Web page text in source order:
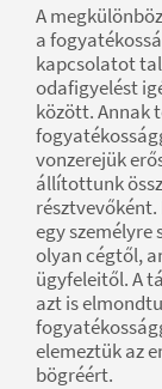
A
a
kapcsolatot
odafigyelést
között. Annak
vonzerejük
állítottunk
egy
olyan cégtől,
ügyfeleitől. A
azt is
elemeztük az
bögréért.